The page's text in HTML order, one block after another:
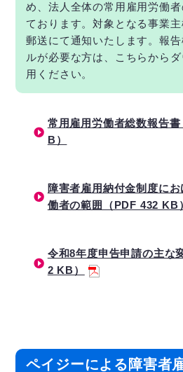
め、法人全体の常用雇用労働
ております。対象となる事業
郵送にて通知いたします。報
ルが必要な方は、こちらから
用ください。
常用雇用労働者総数報告
B）
障害者雇用納付金制度に
働者の範囲（PDF 432 KB）
令和8年度申告申請の主な
2 KB）
ペイジーによる障害者